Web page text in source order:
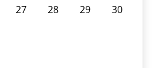
27 28 29
30